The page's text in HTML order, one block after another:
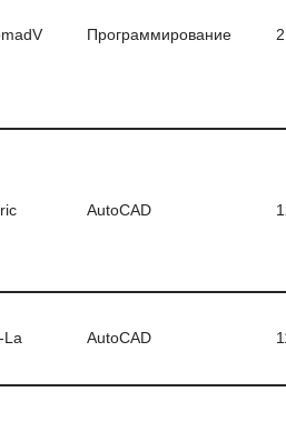
Программирование 2
AutoCAD
La AutoCAD